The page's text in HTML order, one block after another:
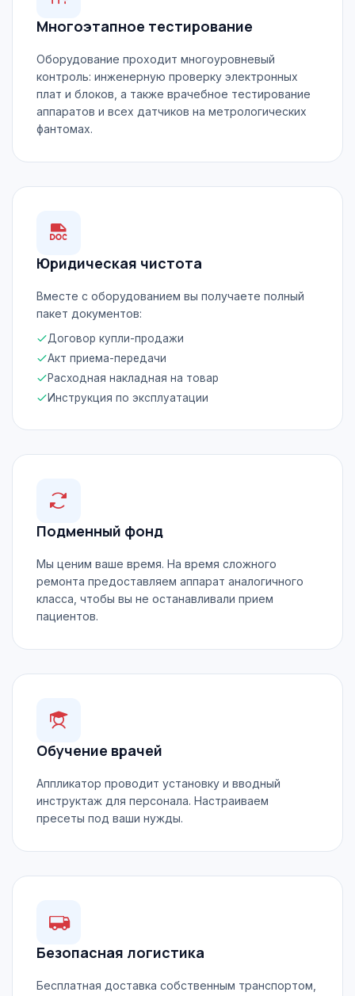
Многоэтапное тестирование
Оборудование проходит многоуровневый
контроль: инженерную проверку электронных
плат и блоков, а также врачебное тестирование
аппаратов и всех датчиков на метрологических
фантомах.
Юридическая чистота
Вместе с оборудованием вы получаете полный
пакет документов:
Договор купли-продажи
Акт приема-передачи
Расходная накладная на товар
Инструкция по эксплуатации
Подменный фонд
Мы ценим ваше время. На время сложного
ремонта предоставляем аппарат аналогичного
класса, чтобы вы не останавливали прием
пациентов.
Обучение врачей
Аппликатор проводит установку и вводный
инструктаж для персонала. Настраиваем
пресеты под ваши нужды.
Безопасная логистика
Бесплатная доставка собственным транспортом,